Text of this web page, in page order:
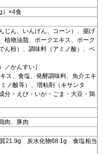
）×4食
じん、いんげん、コーン）、揚げ
植物油脂、ポークエキス、ポーク
ん粉）、調味料（アミノ酸）、ベ
／かんすい］
ス、食塩、発酵調味料、魚介エキ
ノ酸等）、増粘剤（キサンタ
分・えび・いか・ごま・大豆・鶏
肉、豚肉
21.9g 炭水化物68.1g 食塩相当